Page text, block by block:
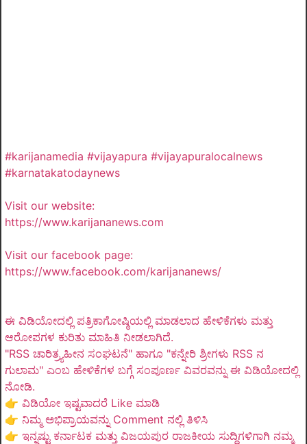
#karijanamedia #vijayapura #vijayapuralocalnews
#karnatakatodaynews
Visit our website:
https://www.karijananews.com
Visit our facebook page:
https://www.facebook.com/karijananews/
ಈ ವಿಡಿಯೋದಲ್ಲಿ ಪತ್ರಿಕಾಗೋಷ್ಠಿಯಲ್ಲಿ ಮಾಡಲಾದ ಹೇಳಿಕೆಗಳು ಮತ್ತು
ಆರೋಪಗಳ ಕುರಿತು ಮಾಹಿತಿ ನೀಡಲಾಗಿದೆ.
"RSS ಚಾರಿತ್ರ್ಯಹೀನ ಸಂಘಟನೆ" ಹಾಗೂ "ಕನ್ನೇರಿ ಶ್ರೀಗಳು RSS ನ
ಗುಲಾಮ" ಎಂಬ ಹೇಳಿಕೆಗಳ ಬಗ್ಗೆ ಸಂಪೂರ್ಣ ವಿವರವನ್ನು ಈ ವಿಡಿಯೋದಲ್ಲಿ
ನೋಡಿ.
👉 ವಿಡಿಯೋ ಇಷ್ಟವಾದರೆ Like ಮಾಡಿ
👉 ನಿಮ್ಮ ಅಭಿಪ್ರಾಯವನ್ನು Comment ನಲ್ಲಿ ತಿಳಿಸಿ
👉 ಇನ್ನಷ್ಟು ಕರ್ನಾಟಕ ಮತ್ತು ವಿಜಯಪುರ ರಾಜಕೀಯ ಸುದ್ದಿಗಳಿಗಾಗಿ ನಮ್ಮ